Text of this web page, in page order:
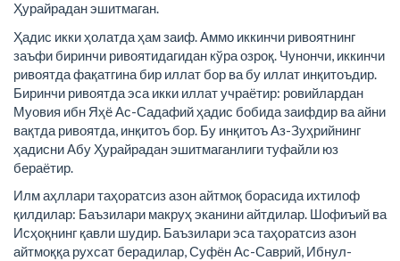
Ҳурайрадан эшитмаган.
Ҳадис икки ҳолатда ҳам заиф. Аммо иккинчи ривоятнинг
заъфи биринчи ривоятидагидан кўра озроқ. Чунончи, иккинчи
ривоятда фақатгина бир иллат бор ва бу иллат инқитоъдир.
Биринчи ривоятда эса икки иллат учраётир: ровийлардан
Муовия ибн Яҳё Ас-Садафий ҳадис бобида заифдир ва айни
вақтда ривоятда, инқитоъ бор. Бу инқитоъ Аз-Зуҳрийнинг
ҳадисни Абу Ҳурайрадан эшитмаганлиги туфайли юз
бераётир.
Илм аҳллари таҳоратсиз азон айтмоқ борасида ихтилоф
қилдилар: Баъзилари макруҳ эканини айтдилар. Шофиъий ва
Исҳоқнинг қавли шудир. Баъзилари эса таҳоратсиз азон
айтмоққа рухсат берадилар, Суфён Ас-Саврий, Ибнул-